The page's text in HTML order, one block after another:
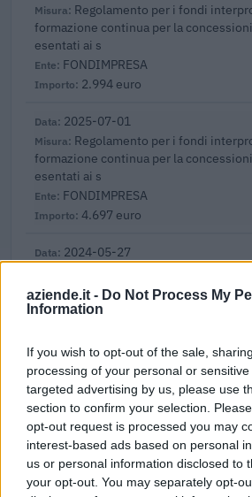
aziende.it - Do Not Process My
Information
If you wish to opt-out of the sale,
processing of your personal or
targeted advertising by us, please use
section to confirm your selection.
opt-out request is processed you may
interest-based ads based on personal
us or personal information disclosed to
your opt-out. You may separately opt-
Regolamento per i fondi
formazione continua per la
esentati ai s
FONDIMPRESA
2.994 euro
2025-07-01
Regolamento per i fondi
formazione continua per la
esentati ai s
FONDIMPRESA
4.697 euro
2024-05-27
formazione continua per la
esentati ai s
3.000 euro
2024-03-12
Contributo a fondo perduto
[decisione su SA.100155 e modifiche
temporale al 30.6.22) ai sensi
agenzia delle entrate
72.579 euro